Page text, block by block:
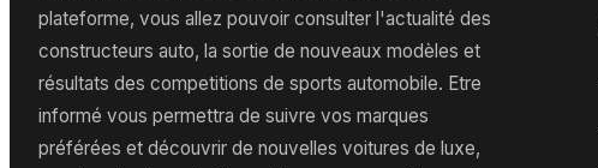
plateforme, vous allez pouvoir consulter l'actualité des
constructeurs auto, la sortie de nouveaux modèles et
résultats des competitions de sports automobile. Etre
informé vous permettra de suivre vos marques
préférées et découvrir de nouvelles voitures de luxe,